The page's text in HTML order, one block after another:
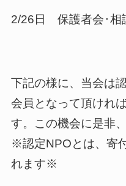
2/26日 保護者会･相
下記の様に、当会は
会員となって頂けれ
す。この機会に是非
※認定NPOとは、寄
れます※